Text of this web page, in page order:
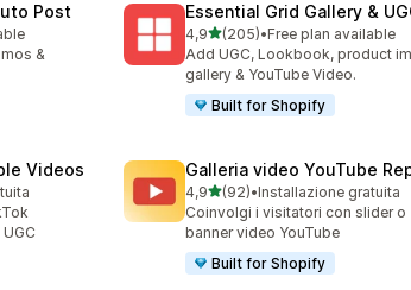
Post
&
Essential Grid Gallery &
4,9stelle su 5
(205)
205 recensioni totali
•Free plan available
Add UGC, Lookbook, product
gallery & YouTube Video.
Built for Shopify
Videos Galleria video YouTube
4,9stelle su 5
(92)
92 recensioni totali
•Installazione gratuita
Coinvolgi i visitatori con slider o
banner video YouTube
Built for Shopify